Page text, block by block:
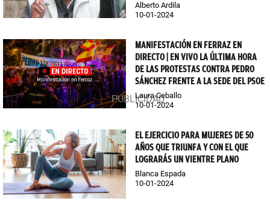
Alberto Ardila
10-01-2024
MANIFESTACIÓN EN FERRAZ EN
DIRECTO | EN VIVO LA ÚLTIMA HORA
DE LAS PROTESTAS CONTRA PEDRO
SÁNCHEZ FRENTE A LA SEDE DEL PSOE
Laura Ceballo
10-01-2024
EL EJERCICIO PARA MUJERES DE 50
AÑOS QUE TRIUNFA Y CON EL QUE
LOGRARÁS UN VIENTRE PLANO
Blanca Espada
10-01-2024